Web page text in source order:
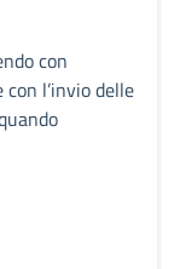
con
l’invio delle